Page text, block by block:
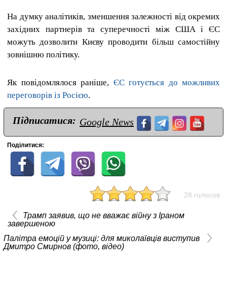
На думку аналітиків, зменшення залежності від окремих
західних партнерів та суперечності між США і ЄС
можуть дозволити Києву проводити більш самостійну
зовнішню політику.
Як повідомлялося раніше, ЄС готується до можливих
переговорів із Росією.
Підписатися: Google News
Поділитися:
28 голосов
Трамп заявив, що не вважає війну з Іраном
завершеною
Палітра емоцій у музиці: для миколаївців виступив
Дмитро Смирнов (фото, відео)